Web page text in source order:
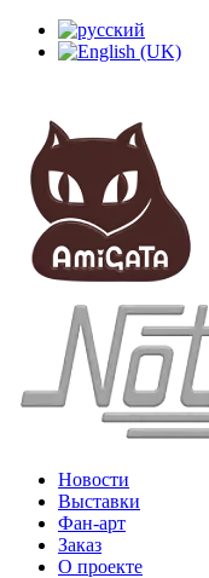
Новости
Выставки
Фан-арт
Заказ
О проекте